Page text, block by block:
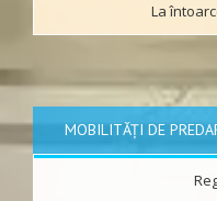
La
MOBILITĂȚI DE